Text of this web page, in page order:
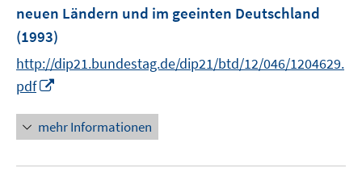
neuen Ländern und im geeinten Deutschland
(1993)
http://dip21.bundestag.de/dip21/btd/12/046/1204629.
pdf
n
e
u
mehr Informationen